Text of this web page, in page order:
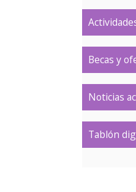
Becas y
Noticias
Tablón